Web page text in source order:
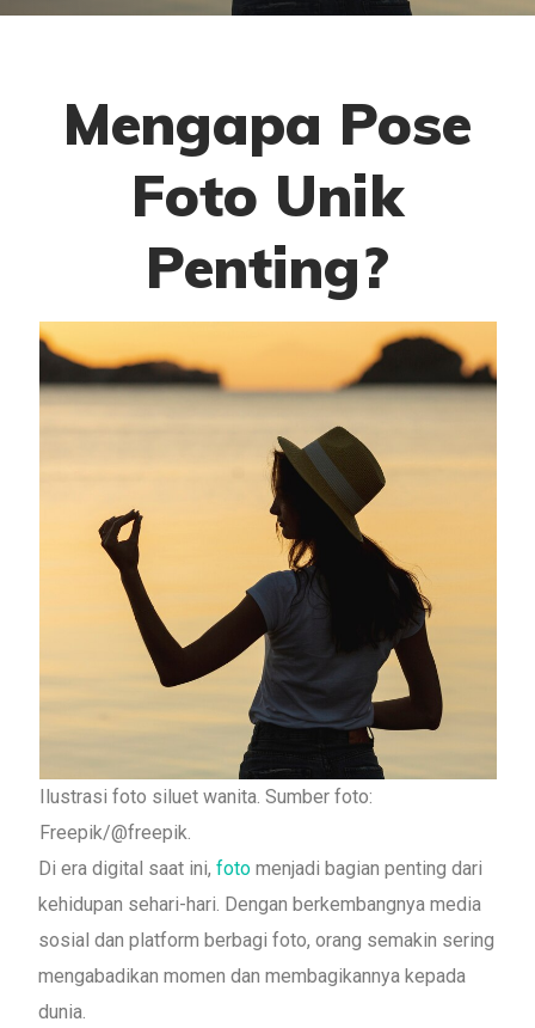
Mengapa Pose
Foto Unik
Penting?
Ilustrasi foto siluet wanita. Sumber foto:
Freepik/@freepik.
Di era digital saat ini,foto menjadi bagian penting dari
kehidupan sehari-hari. Dengan berkembangnya media
sosial dan platform berbagi foto, orang semakin sering
mengabadikan momen dan membagikannya kepada
dunia.